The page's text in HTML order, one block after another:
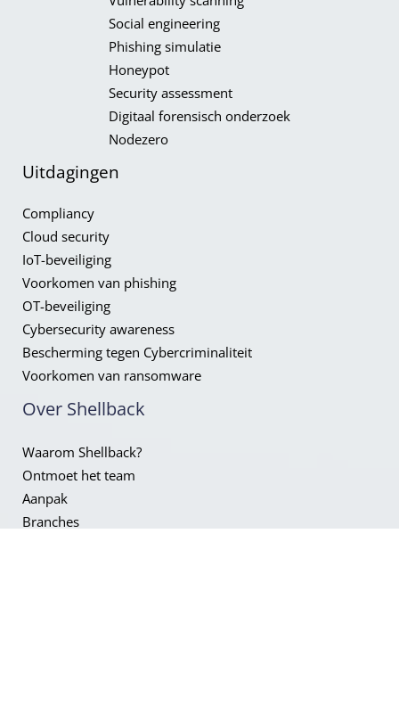
Social engineering
Phishing simulatie
Honeypot​
Security assessment
Digitaal forensisch onderzoek
Nodezero
Uitdagingen
Compliancy​
Cloud security
IoT-beveiliging
Voorkomen van phishing
OT-beveiliging
Cybersecurity awareness
Bescherming tegen Cybercriminaliteit
Voorkomen van ransomware
Over Shellback
Waarom Shellback?
Ontmoet het team
Aanpak
Branches